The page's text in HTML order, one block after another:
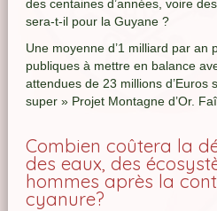
des centaines d’années, voire
sera-t-il pour la Guyane ?
Une moyenne d’1 milliard par an
publiques à mettre en balance
attendues de 23 millions d’Euros
super » Projet Montagne d’Or.
Combien coûtera la
des eaux, des
hommes après la
cyanure?